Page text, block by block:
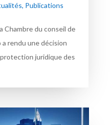
, Publications
Chambre du conseil de
a rendu une décision
juridique des